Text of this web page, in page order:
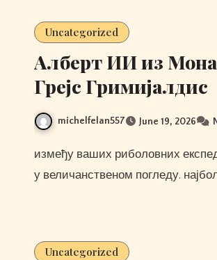
Uncategorized
Алберт ИИ из
Грејс Гримијалдис
michelfelan557 June 19, 2026
између ваших риболовних експедиција или након дугог дана, можете се једноставно опустити и уживати
у величанственом погледу.
Uncategorized